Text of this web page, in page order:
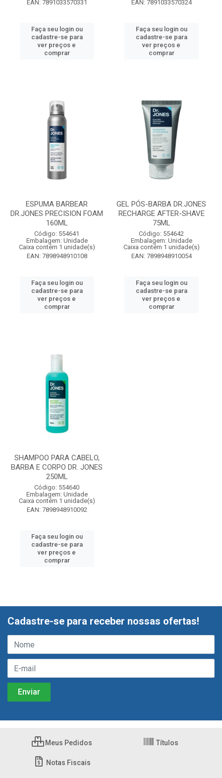
EAN: 7891033570331
Faça seu login ou
cadastre-se para
ver preços e
comprar
EAN: 7891033570324
Faça seu login ou
cadastre-se para
ver preços e
comprar
ESPUMA BARBEAR
DR.JONES PRECISION FOAM
160ML
Código: 554641
Embalagem: Unidade
Caixa contém 1 unidade(s)
EAN: 7898948910108
Faça seu login ou
cadastre-se para
ver preços e
comprar
GEL PÓS-BARBA DR.JONES
RECHARGE AFTER-SHAVE
75ML
Código: 554642
Embalagem: Unidade
Caixa contém 1 unidade(s)
EAN: 7898948910054
Faça seu login ou
cadastre-se para
ver preços e
comprar
SHAMPOO PARA CABELO,
BARBA E CORPO DR. JONES
250ML
Código: 554640
Embalagem: Unidade
Caixa contém 1 unidade(s)
EAN: 7898948910092
Faça seu login ou
cadastre-se para
ver preços e
comprar
Cadastre-se para receber nossas ofertas!
Meus Pedidos Títulos
Notas Fiscais